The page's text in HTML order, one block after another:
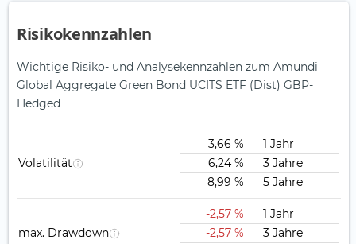
Risikokennzahlen
Wichtige Risiko- und Analysekennzahlen zum Amundi
Global Aggregate Green Bond UCITS ETF (Dist) GBP-
Hedged
Volatilität
3,66 %
1 Jahr
6,24 %
3 Jahre
8,99 %
5 Jahre
max. Drawdown
-2,57 %
1 Jahr
-2,57 %
3 Jahre